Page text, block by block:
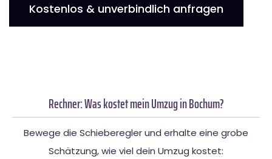
Kostenlos & unverbindlich anfragen
Rechner: Was kostet mein Umzug in Bochum?
Bewege die Schieberegler und erhalte eine grobe
Schätzung, wie viel dein Umzug kostet: